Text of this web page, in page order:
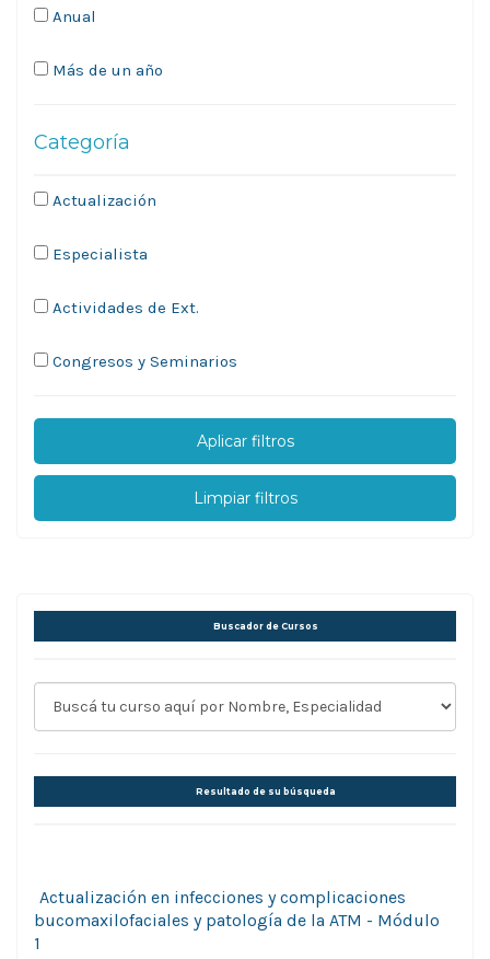
Anual
Más de un año
Categoría
Actualización
Especialista
Actividades de Ext.
Congresos y Seminarios
Aplicar filtros
Limpiar filtros
Buscador de Cursos
Resultado de su búsqueda
Actualización en infecciones y complicaciones
bucomaxilofaciales y patología de la ATM - Módulo
1